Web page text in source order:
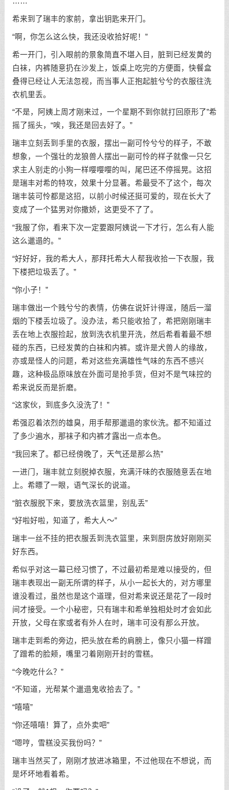
希来到了瑞丰的家前，拿出钥匙来开门。
“啊，你怎么这么快，我还没收拾好呢！”
希一开门，引入眼前的景象简直不堪入目，脏到已经发黄的
白袜，内裤随意扔在沙发上，饭桌上吃完的方便面，快餐盒
叠得已经让人无法忽视，而当事人正抱起脏兮兮的衣服往洗
衣机里丢。
“不是，阿姨上周才刚来过，一个星期不到你就打回原形了”希
摇了摇头，“唉，我还是回去好了。”
瑞丰立刻丢到手里的衣服，摆出一副可怜兮兮的样子，不敢
想象，一个强壮的龙狼兽人摆出一副可怜的样子就像一只乞
求主人别走的小狗一样嘤嘤嘤的叫，尾巴还不停摇晃。这招
是瑞丰对希的特攻，效果十分显著。希最受不了这个，每次
瑞丰装可怜都是这招，以前小时候还挺可爱的，现在长大了
变成了一个猛男对你撒娇，这更受不了了。
“我服了你，看来下次一定要跟阿姨说一下才行，怎么有人能
这么邋遢的。”
“好好好，我的希大人，那拜托希大人帮我收拾一下衣服，我
下楼把垃圾丢了。”
“你小子！”
瑞丰做出一个贱兮兮的表情，仿佛在说奸计得逞，随后一溜
烟的下楼丢垃圾了。没办法，希只能收拾了，希把刚刚瑞丰
丢在地上衣服捡起，放到洗衣机里开洗，然后希看着最不想
碰的东西，已经发黄的白袜和内裤。或许是犬兽人的缘故，
亦或是怪人的问题，希对这些充满雄性气味的东西不感兴
趣，这种极品原味放在外面可是抢手货，但对不是气味控的
希来说反而是折磨。
“这家伙，到底多久没洗了！”
希强忍着浓烈的雄臭，用手帮那邋遢的家伙洗。都不知道过
了多少遍水，那袜子和内裤才露出一点本色。
“我回来了。都已经傍晚了，天气还是那么热”
一进门，瑞丰就立刻脱掉衣服，充满汗味的衣服随意丢在地
上。希瞟了一眼，语气深长的说道。
“脏衣服脱下来，要放洗衣篮里，别乱丢”
“好啦好啦，知道了，希大人～”
瑞丰一丝不挂的把衣服丢到洗衣篮里，来到厨房放好刚刚买
好东西。
希似乎对这一幕已经习惯了，不过最初希是难以接受的，但
瑞丰表现出一副无所谓的样子，从小一起长大的，对方哪里
谁没看过，虽然也是这个道理，但对希来说还是花了一段时
间才接受。一个小秘密，只有瑞丰和希单独相处时才会如此
开放，父母在家或者有外人在时，瑞丰可没有那么开放。
瑞丰走到希的旁边，把头放在希的肩膀上，像只小猫一样蹭
了蹭希的脸颊，嘴里刁着刚刚开封的雪糕。
“今晚吃什么？”
“不知道，光帮某个邋遢鬼收拾去了。”
“嘻嘻”
“你还嘻嘻！算了，点外卖吧”
“嗯哼，雪糕没买我份吗？”
瑞丰当然买了，刚刚才放进冰箱里，不过他现在不想说，而
是坏坏地看着希。